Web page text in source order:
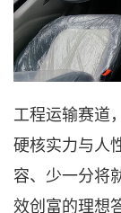
工程运输赛道
硬核实力与人
容、少一分将
效创富的理想